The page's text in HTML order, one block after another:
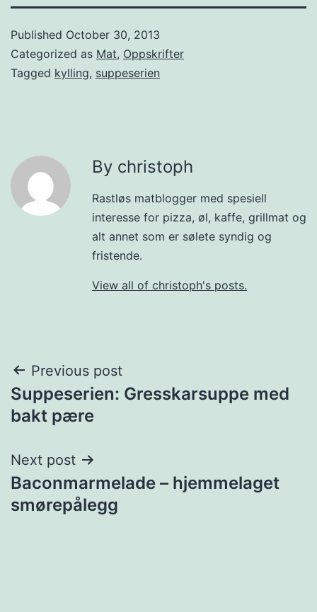
Published October 30, 2013
Categorized as Mat, Oppskrifter
Tagged kylling, suppeserien
By christoph
Rastløs matblogger med spesiell
interesse for pizza, øl, kaffe, grillmat og
alt annet som er sølete syndig og
fristende.
View all of christoph's posts.
Post
navigation
Previous post
Suppeserien: Gresskarsuppe med
bakt pære
Next post
Baconmarmelade – hjemmelaget
smørepålegg